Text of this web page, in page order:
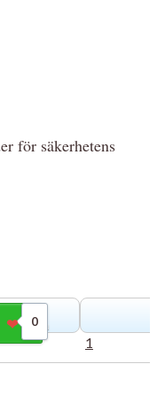
för säkerhetens
0
Gilla
1